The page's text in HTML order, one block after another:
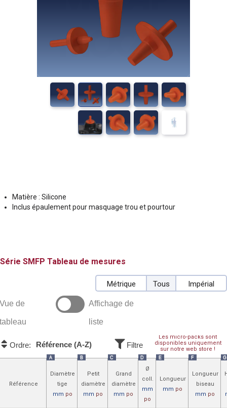
Matière : Silicone
Inclus épaulement pour masquage trou et pourtour
SMFP Tableau de mesures
Métrique Tous Impérial
Vue de
tableau
Affichage de
liste
Les micro-packs sont
disponibles uniquement
sur notre web store !
Ordre: Référence (A-Z) Filtre
Référence
A
Diamètre
tige
mm po
B
Petit
diamètre
mm po
C
Grand
diamètre
mm po
D
Ø
coll.
mm
po
E
Longueur
mm po
F
Longueur
biseau
mm po
G